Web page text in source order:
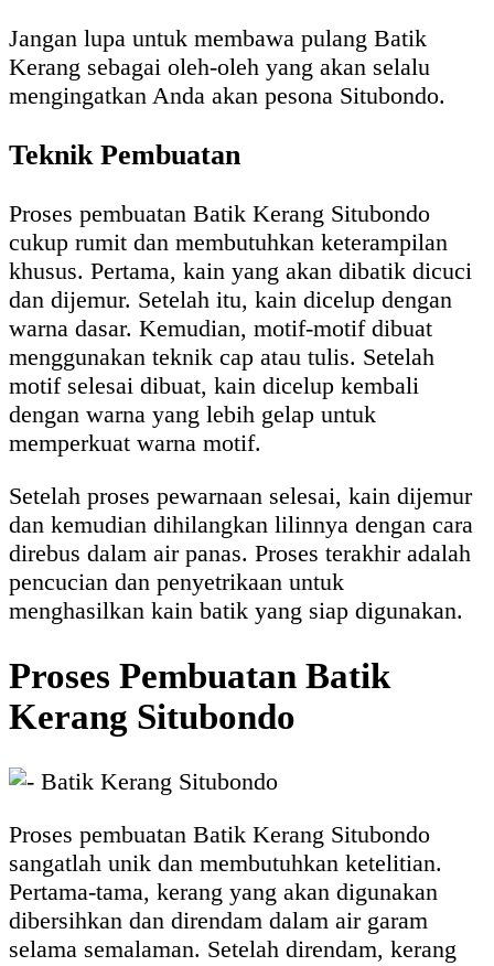
Jangan lupa untuk membawa pulang Batik
Kerang sebagai oleh-oleh yang akan selalu
mengingatkan Anda akan pesona Situbondo.
Teknik Pembuatan
Proses pembuatan Batik Kerang Situbondo
cukup rumit dan membutuhkan keterampilan
khusus. Pertama, kain yang akan dibatik dicuci
dan dijemur. Setelah itu, kain dicelup dengan
warna dasar. Kemudian, motif-motif dibuat
menggunakan teknik cap atau tulis. Setelah
motif selesai dibuat, kain dicelup kembali
dengan warna yang lebih gelap untuk
memperkuat warna motif.
Setelah proses pewarnaan selesai, kain dijemur
dan kemudian dihilangkan lilinnya dengan cara
direbus dalam air panas. Proses terakhir adalah
pencucian dan penyetrikaan untuk
menghasilkan kain batik yang siap digunakan.
Proses Pembuatan Batik
Kerang Situbondo
Proses pembuatan Batik Kerang Situbondo
sangatlah unik dan membutuhkan ketelitian.
Pertama-tama, kerang yang akan digunakan
dibersihkan dan direndam dalam air garam
selama semalaman. Setelah direndam, kerang